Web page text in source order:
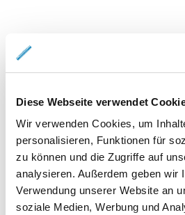
Diese Webseite verwendet
Wir verwenden Cookies, um
personalisieren, Funktionen für
zu können und die Zugriffe auf
analysieren. Außerdem geben wir
Verwendung unserer Website an
soziale Medien, Werbung und